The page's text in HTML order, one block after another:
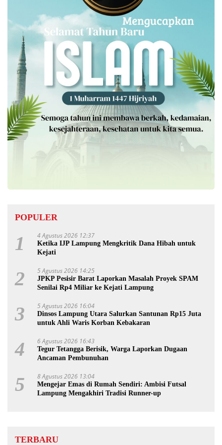
POPULER
1 4 Agustus 2026 12:37
Ketika IJP Lampung Mengkritik Dana Hibah untuk
Kejati
2 5 Agustus 2026 14:25
JPKP Pesisir Barat Laporkan Masalah Proyek SPAM
Senilai Rp4 Miliar ke Kejati Lampung
3 5 Agustus 2026 16:04
Dinsos Lampung Utara Salurkan Santunan Rp15 Juta
untuk Ahli Waris Korban Kebakaran
4 6 Agustus 2026 16:43
Tegur Tetangga Berisik, Warga Laporkan Dugaan
Ancaman Pembunuhan
5 8 Agustus 2026 13:04
Mengejar Emas di Rumah Sendiri: Ambisi Futsal
Lampung Mengakhiri Tradisi Runner-up
TERBARU